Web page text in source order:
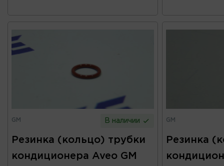
GM В наличии
Резинка (кольцо) трубки
кондиционера Aveo GM
GM
Резинка